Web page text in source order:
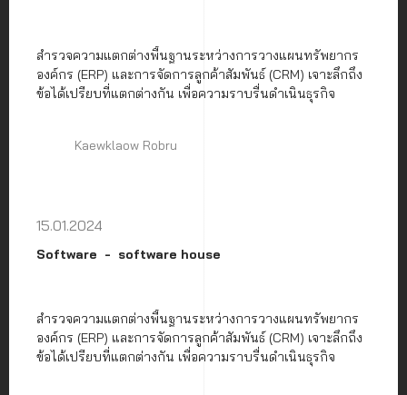
สำรวจความแตกต่างพื้นฐานระหว่างการวางแผนทรัพยากร
องค์กร (ERP) และการจัดการลูกค้าสัมพันธ์ (CRM) เจาะลึกถึง
ข้อได้เปรียบที่แตกต่างกัน เพื่อความราบรื่นดำเนินธุรกิจ
Kaewklaow Robru
15.01.2024
Software software house
สำรวจความแตกต่างพื้นฐานระหว่างการวางแผนทรัพยากร
องค์กร (ERP) และการจัดการลูกค้าสัมพันธ์ (CRM) เจาะลึกถึง
ข้อได้เปรียบที่แตกต่างกัน เพื่อความราบรื่นดำเนินธุรกิจ